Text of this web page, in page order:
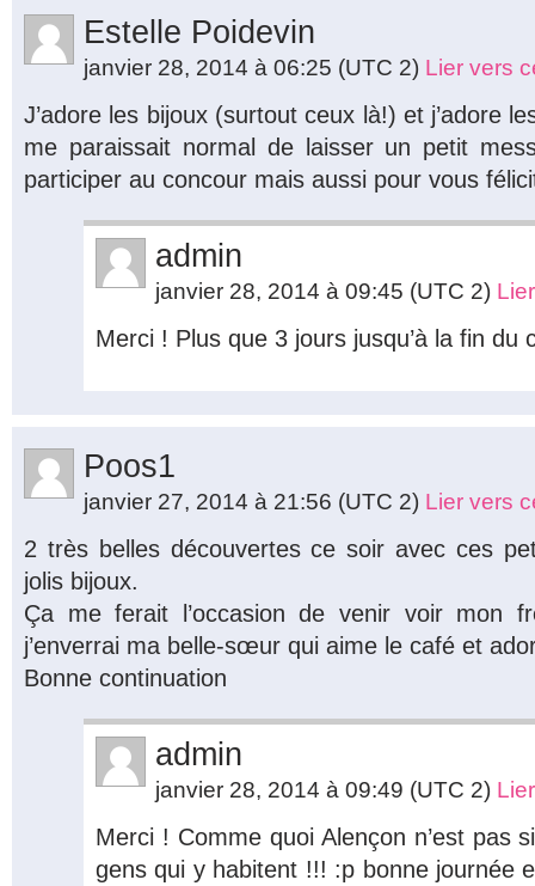
Estelle Poidevin
janvier 28, 2014 à 06:25 (UTC 2) Lier vers
J’adore les bijoux (surtout ceux là!) et j’adore
me paraissait normal de laisser un petit
participer au concour mais aussi pour vous
admin
janvier 28, 2014 à 09:45 (UTC 2)
Merci ! Plus que 3 jours jusqu’à la fin du
Poos1
janvier 27, 2014 à 21:56 (UTC 2) Lier vers
2 très belles découvertes ce soir avec ces
jolis bijoux.
Ça me ferait l’occasion de venir voir mon
j’enverrai ma belle-sœur qui aime le café et
Bonne continuation
admin
janvier 28, 2014 à 09:49 (UTC 2)
Merci ! Comme quoi Alençon n’est
gens qui y habitent !!! :p bonne journée